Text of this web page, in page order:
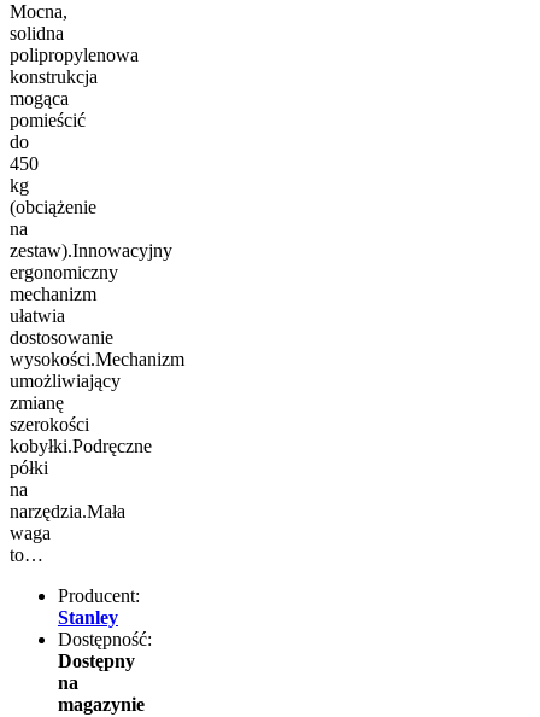
Mocna,
solidna
polipropylenowa
konstrukcja
mogąca
pomieścić
do
450
kg
(obciążenie
na
zestaw).Innowacyjny
ergonomiczny
mechanizm
ułatwia
dostosowanie
wysokości.Mechanizm
umożliwiający
zmianę
szerokości
kobyłki.Podręczne
półki
na
narzędzia.Mała
waga
to…
Producent:
Stanley
Dostępność:
Dostępny
na
magazynie